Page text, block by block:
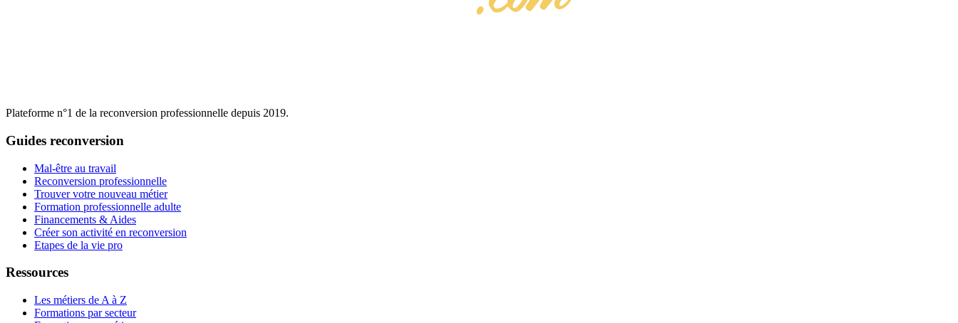
Plateforme n°1 de la reconversion professionnelle depuis 2019.
Guides reconversion
Mal-être au travail
Reconversion professionnelle
Trouver votre nouveau métier
Formation professionnelle adulte
Financements & Aides
Créer son activité en reconversion
Etapes de la vie pro
Ressources
Les métiers de A à Z
Formations par secteur